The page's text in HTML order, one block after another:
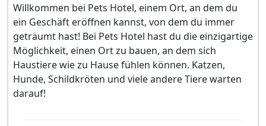
Willkommen bei Pets Hotel, einem Ort, an dem du
ein Geschäft eröffnen kannst, von dem du immer
geträumt hast! Bei Pets Hotel hast du die einzigartige
Möglichkeit, einen Ort zu bauen, an dem sich
Haustiere wie zu Hause fühlen können. Katzen,
Hunde, Schildkröten und viele andere Tiere warten
darauf!